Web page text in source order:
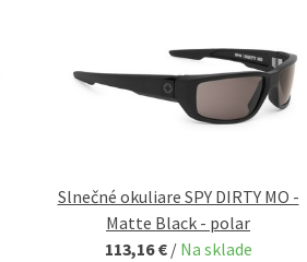
Slnečné okuliare SPY DIRTY MO -
Matte Black - polar
113,16 € / Na sklade